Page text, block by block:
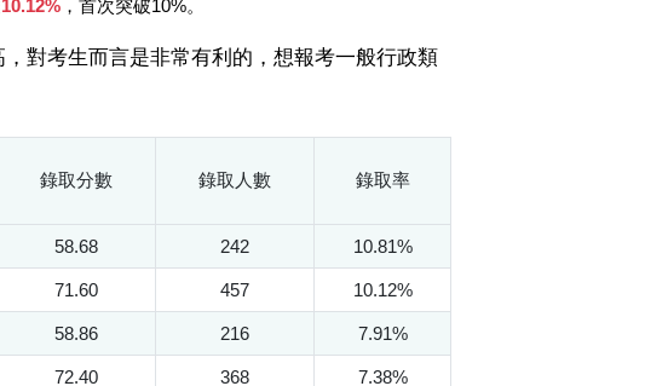
10.12% ，首次突破10%。
對考生而言是非常有利的，想報考一般行政類
錄取分數
錄取人數
錄取率
58.68 242 10.81%
71.60 457 10.12%
58.86 216 7.91%
72.40 368 7.38%